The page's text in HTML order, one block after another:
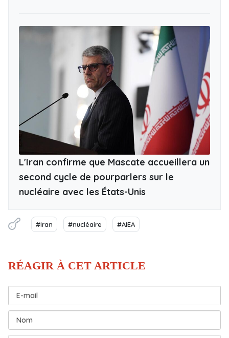
L'Iran confirme que Mascate accueillera un
second cycle de pourparlers sur le
nucléaire avec les États-Unis
#Iran #nucléaire #AIEA